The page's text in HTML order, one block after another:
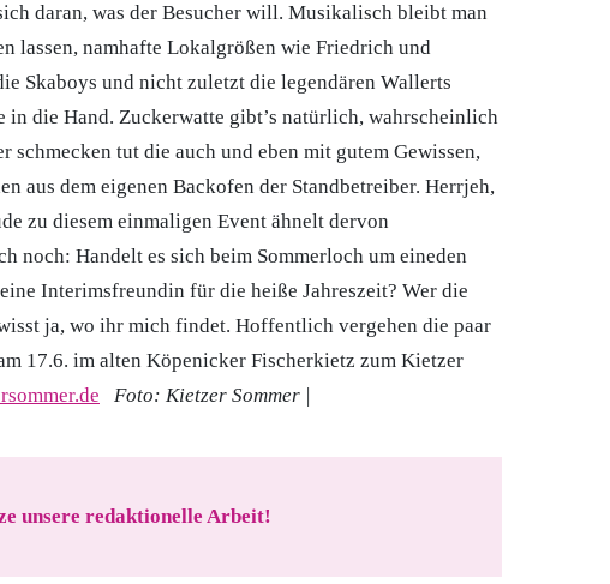
daran, was der Besucher will. Musikalisch bleibt man
lassen, namhafte Lokalgrößen wie Friedrich und
Skaboys und nicht zuletzt die legendären Wallerts
die Hand. Zuckerwatte gibt’s natürlich, wahrscheinlich
schmecken tut die auch und eben mit gutem Gewissen,
aus dem eigenen Backofen der Standbetreiber. Herrjeh,
zu diesem einmaligen Event ähnelt dervon
noch: Handelt es sich beim Sommerloch um eineden
Interimsfreundin für die heiße Jahreszeit? Wer die
ja, wo ihr mich findet. Hoffentlich vergehen die paar
17.6. im alten Köpenicker Fischerkietz zum Kietzer
Foto: Kietzer Sommer |
unsere redaktionelle Arbeit!